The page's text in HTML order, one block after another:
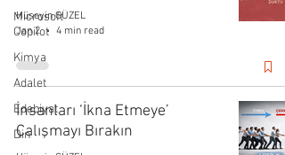
Microsoft
Copilot
Kimya
Adalet
Edebiyat
Din
Hüseyin GÜZEL
Jan 2
4 min read
İnsanları ‘İkna Etmeye’
Çalışmayı Bırakın